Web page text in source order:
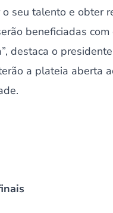
seu talento e obter
beneficiadas
destaca o
a plateia aberta